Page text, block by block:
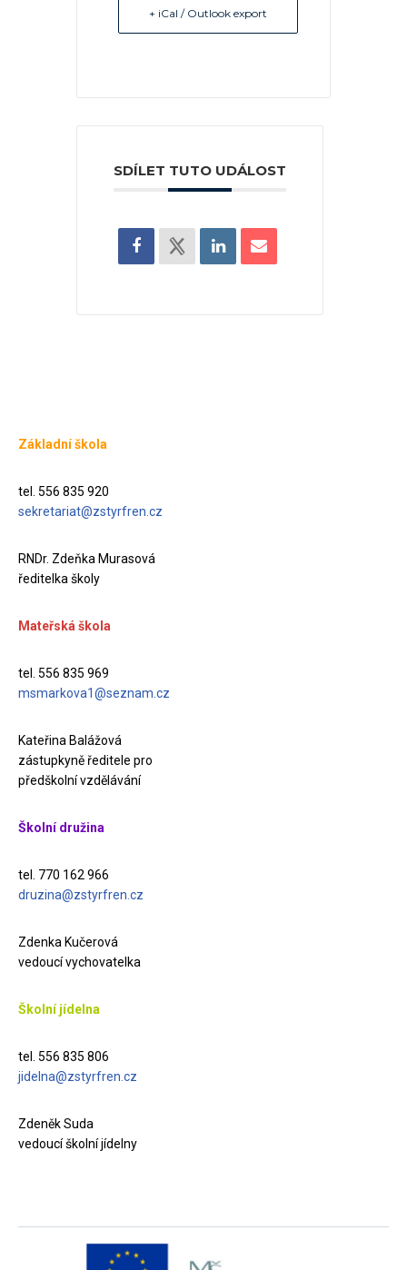
+ iCal / Outlook export
SDÍLET TUTO UDÁLOST
Základní škola
tel. 556 835 920
sekretariat@zstyrfren.cz
RNDr. Zdeňka Murasová
ředitelka školy
Mateřská škola
tel. 556 835 969
msmarkova1@seznam.cz
Kateřina Balážová
zástupkyně ředitele pro
předškolní vzdělávání
Školní družina
tel. 770 162 966
druzina@zstyrfren.cz
Zdenka Kučerová
vedoucí vychovatelka
Školní jídelna
tel. 556 835 806
jidelna@zstyrfren.cz
Zdeněk Suda
vedoucí školní jídelny